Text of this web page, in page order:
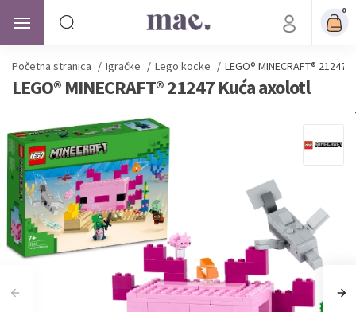
0
Početna stranica / Igračke / Lego kocke / LEGO® MINECRAFT® 21247
LEGO® MINECRAFT® 21247 Kuća axolotl